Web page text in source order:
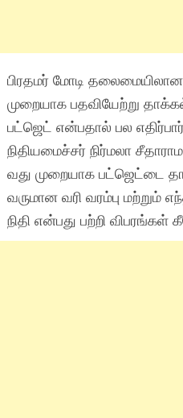
பிரதமர் மோடி
முறையாக பதவியேற்று
பட்ஜெட் என்பதால் பல
நிதியமைச்சர் நிர்மலா
வது முறையாக பட்ஜெட்டை
வருமான வரி வரம்பு மற்றும்
நிதி என்பது பற்றி விபரங்கள்